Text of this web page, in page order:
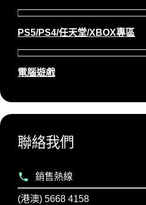
PS5/PS4/任天堂/XBOX專區
電腦遊戲
聯絡我們
銷售熱線
(港澳) 5668 4158